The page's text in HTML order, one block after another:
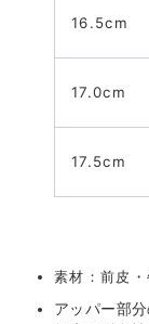
16.5cm
17.0cm
17.5cm
素材：前皮・
アッパー部